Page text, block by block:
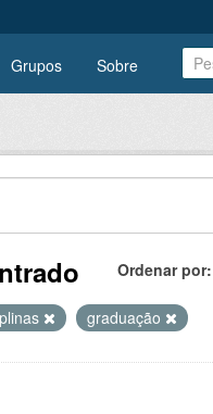
Grupos Sobre
Ordenar por
graduação